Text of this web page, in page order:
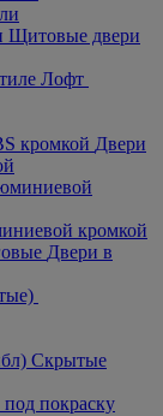
Щитовые двери
Лофт
Двери
кромкой
Двери в
Скрытые